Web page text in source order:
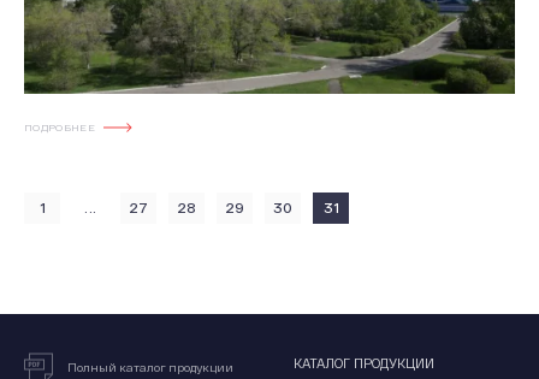
ПОДРОБНЕЕ
1 27 28 29 30 31
Полный каталог продукции
КАТАЛОГ ПРОДУКЦИИ